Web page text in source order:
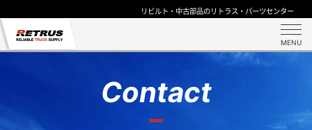
リビルト・中古部品のリトラス・パーツセンター
MENU
Contact